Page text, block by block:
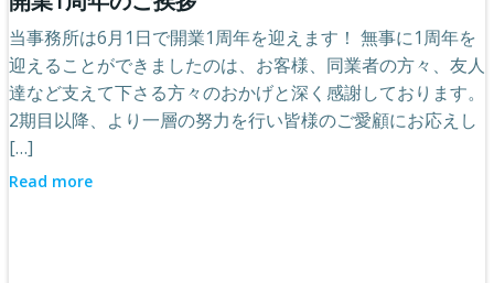
当事務所は6月1日で開業1周年を迎えます！ 無事に1周年を
迎えることができましたのは、お客様、同業者の方々、友人
達など支えて下さる方々のおかげと深く感謝しております。
2期目以降、より一層の努力を行い皆様のご愛顧にお応えし
[…]
Read more